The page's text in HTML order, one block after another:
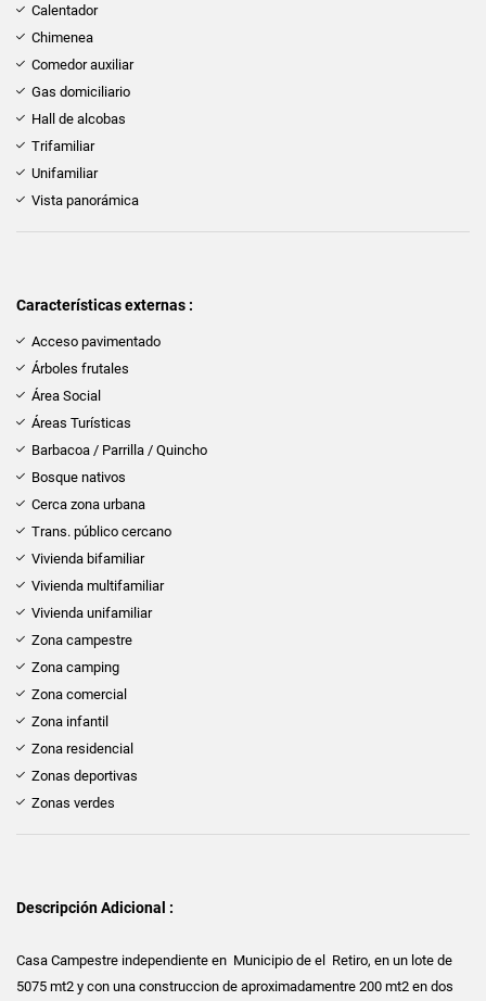
Calentador
Chimenea
Comedor auxiliar
Gas domiciliario
Hall de alcobas
Trifamiliar
Unifamiliar
Vista panorámica
Características externas :
Acceso pavimentado
Árboles frutales
Área Social
Áreas Turísticas
Barbacoa / Parrilla / Quincho
Bosque nativos
Cerca zona urbana
Trans. público cercano
Vivienda bifamiliar
Vivienda multifamiliar
Vivienda unifamiliar
Zona campestre
Zona camping
Zona comercial
Zona infantil
Zona residencial
Zonas deportivas
Zonas verdes
Descripción Adicional :
Casa Campestre independiente en Municipio de el Retiro, en un lote de
5075 mt2 y con una construccion de aproximadamentre 200 mt2 en dos